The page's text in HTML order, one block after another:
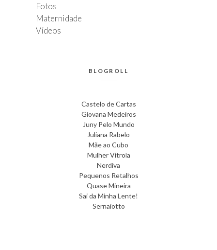
Fotos
Maternidade
Vídeos
BLOGROLL
Castelo de Cartas
Giovana Medeiros
Juny Pelo Mundo
Juliana Rabelo
Mãe ao Cubo
Mulher Vitrola
Nerdiva
Pequenos Retalhos
Quase Mineira
Sai da Minha Lente!
Sernaiotto